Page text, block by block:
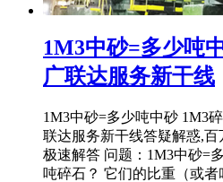
1M3中砂=多少吨
广联达服务新干线
1M3中砂=多少吨中砂 1M3
联达服务新干线答疑解惑,
极速解答 问题：1M3中砂=
吨碎石？ 它们的比重（或